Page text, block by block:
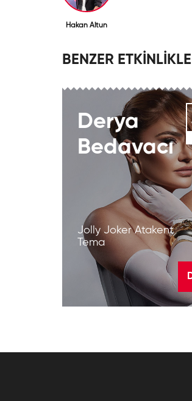
Hakan Altun
BENZER
Derya
Bedavacı
Jolly Joker Atakent
Tema